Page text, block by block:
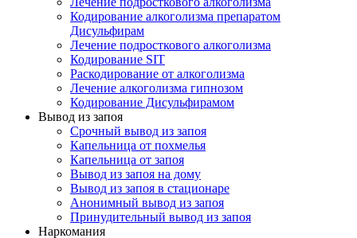
Кодирование алкоголизма препаратом
Дисульфирам
Лечение подросткового алкоголизма
Кодирование SIT
Раскодирование от алкоголизма
Лечение алкоголизма гипнозом
Кодирование Дисульфирамом
Вывод из запоя
Срочный вывод из запоя
Капельница от похмелья
Капельница от запоя
Вывод из запоя на дому
Вывод из запоя в стационаре
Анонимный вывод из запоя
Принудительный вывод из запоя
Наркомания